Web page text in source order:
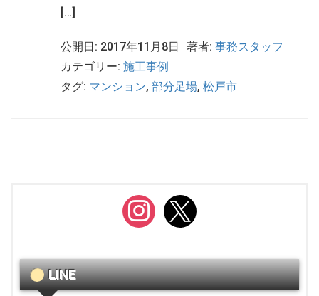
[…]
公開日: 2017年11月8日 著者: 事務スタッフ
カテゴリー: 施工事例
タグ: マンション, 部分足場, 松戸市
instagram
x
LINE